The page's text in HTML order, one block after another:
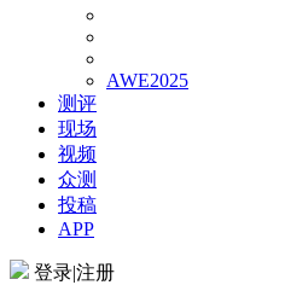
AWE2025
测评
现场
视频
众测
投稿
APP
登录|注册